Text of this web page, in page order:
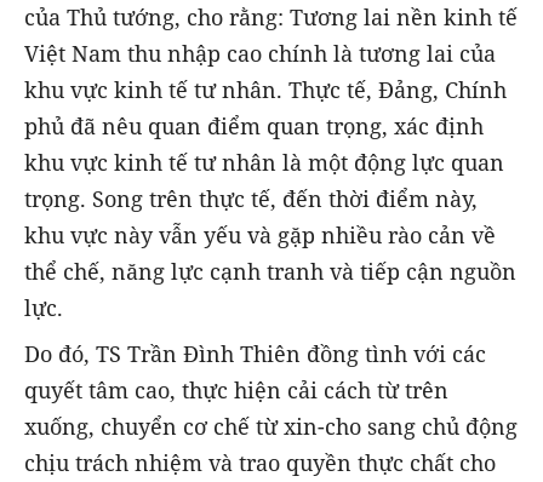
của Thủ tướng, cho rằng: Tương lai nền kinh tế
Việt Nam thu nhập cao chính là tương lai của
khu vực kinh tế tư nhân. Thực tế, Đảng, Chính
phủ đã nêu quan điểm quan trọng, xác định
khu vực kinh tế tư nhân là một động lực quan
trọng. Song trên thực tế, đến thời điểm này,
khu vực này vẫn yếu và gặp nhiều rào cản về
thể chế, năng lực cạnh tranh và tiếp cận nguồn
lực.
Do đó, TS Trần Đình Thiên đồng tình với các
quyết tâm cao, thực hiện cải cách từ trên
xuống, chuyển cơ chế từ xin-cho sang chủ động
chịu trách nhiệm và trao quyền thực chất cho